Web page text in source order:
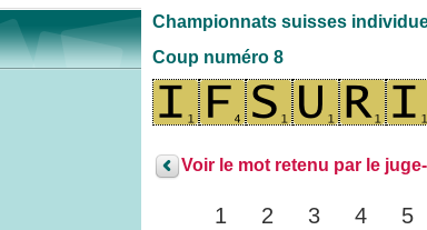
Championnats suisses
Coup numéro 8
Voir le mot retenu par le
1 2 3 4 5